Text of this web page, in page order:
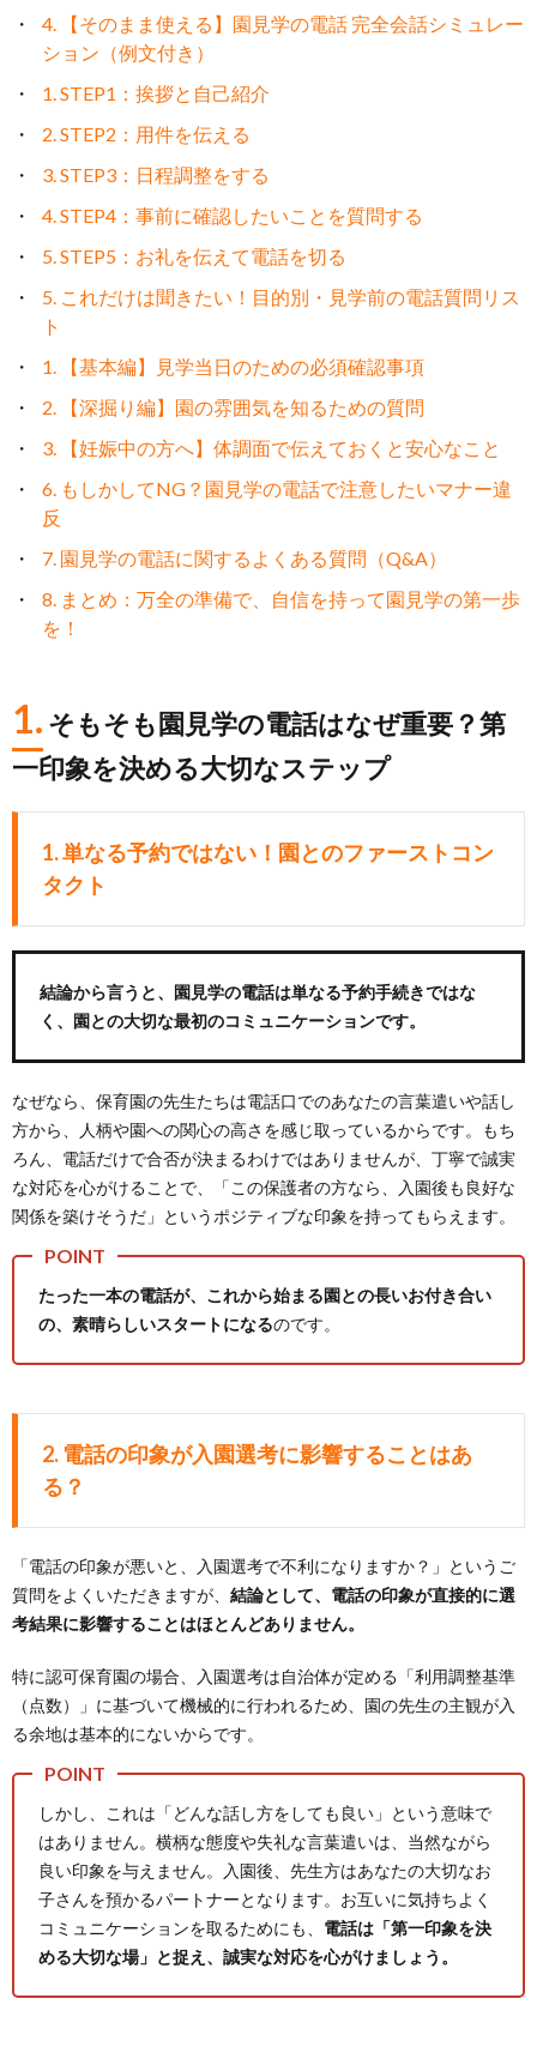
4. 【そのまま使える】園見学の電話 完全会話シミュレー
ション（例文付き）
1. STEP1：挨拶と自己紹介
2. STEP2：用件を伝える
3. STEP3：日程調整をする
4. STEP4：事前に確認したいことを質問する
5. STEP5：お礼を伝えて電話を切る
5. これだけは聞きたい！目的別・見学前の電話質問リス
ト
1. 【基本編】見学当日のための必須確認事項
2. 【深掘り編】園の雰囲気を知るための質問
3. 【妊娠中の方へ】体調面で伝えておくと安心なこと
6. もしかしてNG？園見学の電話で注意したいマナー違
反
7. 園見学の電話に関するよくある質問（Q&A）
8. まとめ：万全の準備で、自信を持って園見学の第一歩
を！
1. そもそも園見学の電話はなぜ重要？第
一印象を決める大切なステップ
1.単なる予約ではない！園とのファーストコン
タクト
結論から言うと、 園見学の電話は単なる予約手続きではな
く、園との大切な最初のコミュニケーションです。
なぜなら、保育園の先生たちは電話口でのあなたの言葉遣いや話し
方から、人柄や園への関心の高さを感じ取っているからです。もち
ろん、電話だけで合否が決まるわけではありませんが、丁寧で誠実
な対応を心がけることで、「この保護者の方なら、入園後も良好な
関係を築けそうだ」というポジティブな印象を持ってもらえます。
たった一本の電話が、これから始まる園との長いお付き合い
の、素晴らしいスタートになるのです。
2.電話の印象が入園選考に影響することはあ
る？
「電話の印象が悪いと、入園選考で不利になりますか？」というご
質問をよくいただきますが、 結論として、電話の印象が直接的に選
考結果に影響することはほとんどありません。
特に認可保育園の場合、入園選考は自治体が定める「利用調整基準
（点数）」に基づいて機械的に行われるため、園の先生の主観が入
る余地は基本的にないからです。
しかし、これは「どんな話し方をしても良い」という意味で
はありません。横柄な態度や失礼な言葉遣いは、当然ながら
良い印象を与えません。入園後、先生方はあなたの大切なお
子さんを預かるパートナーとなります。お互いに気持ちよく
コミュニケーションを取るためにも、 電話は「第一印象を決
める大切な場」と捉え、誠実な対応を心がけましょう。